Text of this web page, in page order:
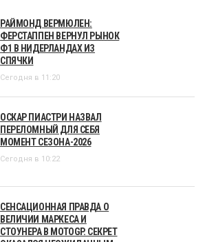
РАЙМОНД ВЕРМЮЛЕН:
ФЕРСТАППЕН ВЕРНУЛ РЫНОК
Ф1 В НИДЕРЛАНДАХ ИЗ
СПЯЧКИ
Сегодня в 11:20
ОСКАР ПИАСТРИ НАЗВАЛ
ПЕРЕЛОМНЫЙ ДЛЯ СЕБЯ
МОМЕНТ СЕЗОНА-2026
Сегодня в 10:22
СЕНСАЦИОННАЯ ПРАВДА О
ВЕЛИЧИИ МАРКЕСА И
СТОУНЕРА В MOTOGP. СЕКРЕТ